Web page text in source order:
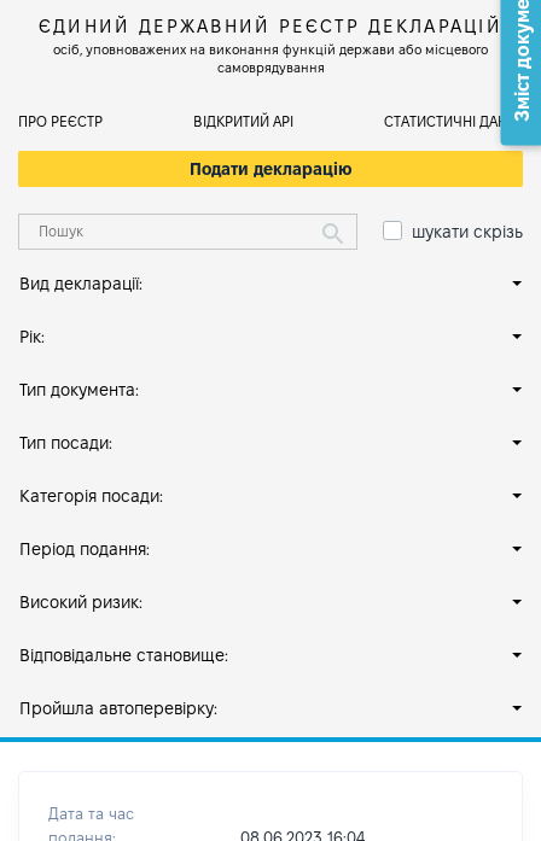
ЄДИНИЙ ДЕРЖАВНИЙ РЕЄСТР ДЕКЛАРАЦІЙ
осіб, уповноважених на виконання функцій держави або місцевого
самоврядування
ПРО РЕЄСТР ВІДКРИТИЙ АРІ СТАТИСТИЧНІ ДАНІ
Подати декларацію
шукати скрізь
Вид декларації:
Рік:
Тип документа:
Тип посади:
Категорія посади:
Період подання:
Високий ризик:
Відповідальне становище:
Пройшла автоперевірку:
Дата та час
подання:
08.06.2023 16:04
Зміст документа